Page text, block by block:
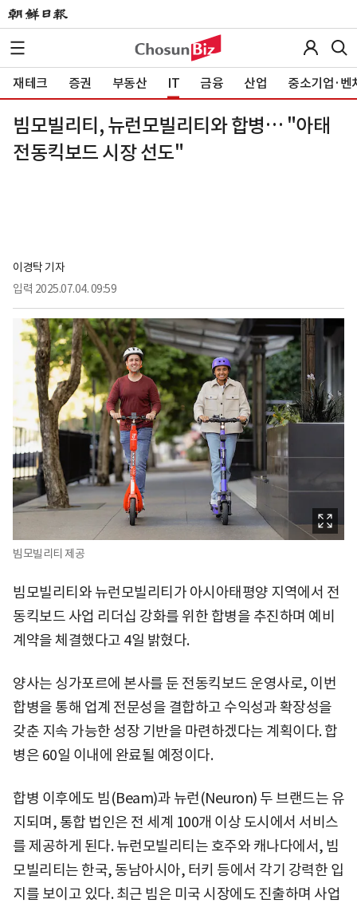
재테크 증권 부동산 IT 금융 산업 중소기업·벤
빔모빌리티, 뉴런모빌리티와 합병… "아태
전동킥보드 시장 선도"
이경탁 기자
입력 2025.07.04. 09:59
빔모빌리티 제공
빔모빌리티와 뉴런모빌리티가 아시아태평양 지역에서 전
동킥보드 사업 리더십 강화를 위한 합병을 추진하며 예비
계약을 체결했다고 4일 밝혔다.
양사는 싱가포르에 본사를 둔 전동킥보드 운영사로, 이번
합병을 통해 업계 전문성을 결합하고 수익성과 확장성을
갖춘 지속 가능한 성장 기반을 마련하겠다는 계획이다. 합
병은 60일 이내에 완료될 예정이다.
합병 이후에도 빔(Beam)과 뉴런(Neuron) 두 브랜드는 유
지되며, 통합 법인은 전 세계 100개 이상 도시에서 서비스
를 제공하게 된다. 뉴런모빌리티는 호주와 캐나다에서, 빔
모빌리티는 한국, 동남아시아, 터키 등에서 각기 강력한 입
지를 보이고 있다. 최근 빔은 미국 시장에도 진출하며 사업